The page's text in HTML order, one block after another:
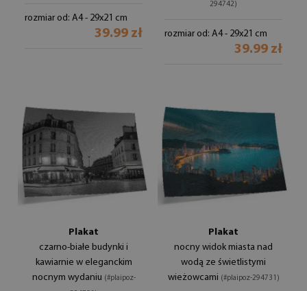
rozmiar od: A4 - 29x21 cm
39.99 zł
294742)
rozmiar od: A4 - 29x21 cm
39.99 zł
Plakat
czarno-białe budynki i
kawiarnie w eleganckim
nocnym wydaniu (#plaipoz-
Plakat
nocny widok miasta nad
wodą ze świetlistymi
wieżowcami (#plaipoz-294731)